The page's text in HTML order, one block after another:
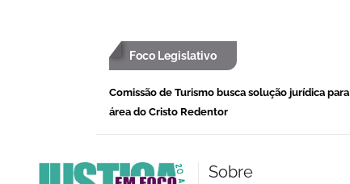
Foco Legislativo
Comissão de Turismo busca solução jurídica para
área do Cristo Redentor
Sobre